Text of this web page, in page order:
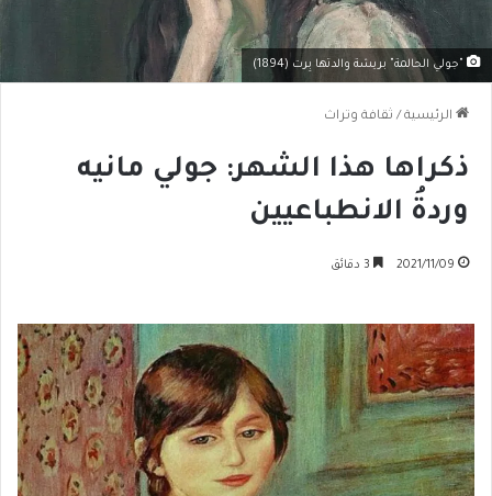
"جولي الحالمة" بريشة والدتها بِرت (1894)
الرئيسية / ثقافة وتراث
ذكراها هذا الشهر: جولي مانيه
وردةُ الانطباعيين
2021/11/09